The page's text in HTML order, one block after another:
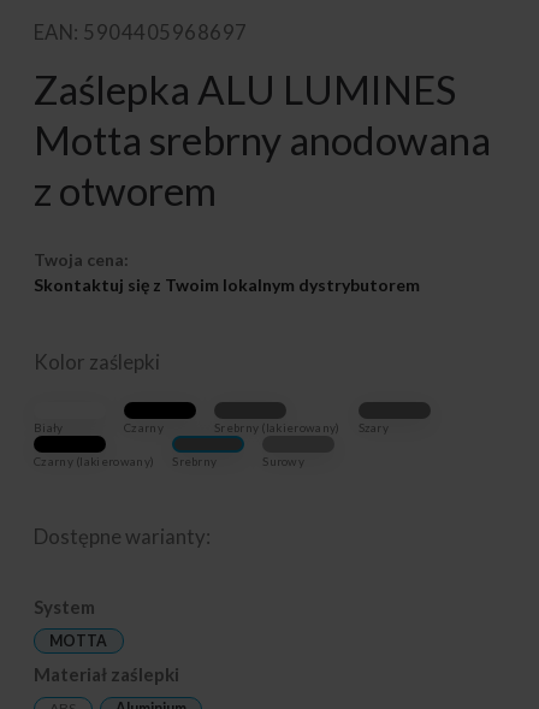
EAN: 5904405968697
Zaślepka ALU LUMINES
Motta srebrny anodowana
z otworem
Twoja cena:
Skontaktuj się z Twoim lokalnym dystrybutorem
Kolor zaślepki
Biały Czarny Srebrny (lakierowany) Szary
Czarny (lakierowany) Srebrny Surowy
Dostępne warianty:
System
MOTTA
Materiał zaślepki